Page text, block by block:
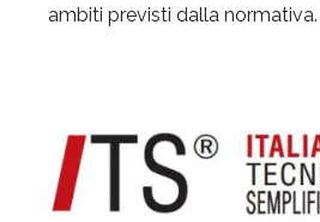
ambiti previsti dalla normativa.